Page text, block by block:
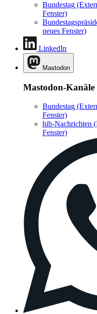
Bundestag
Fenster)
neues Fenster)
LinkedIn
Mastodon
Mastodon-Kanäle
Bundestag
Fenster)
hib-Nachrichten
Fenster)